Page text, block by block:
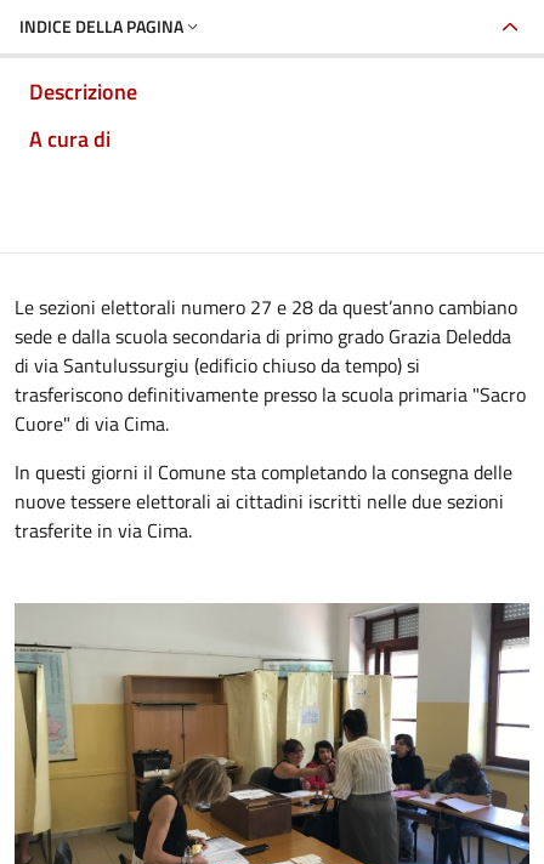
INDICE DELLA PAGINA
Descrizione
A cura di
Le sezioni elettorali numero 27 e 28 da quest’anno cambiano
sede e dalla scuola secondaria di primo grado Grazia Deledda
di via Santulussurgiu (edificio chiuso da tempo) si
trasferiscono definitivamente presso la scuola primaria "Sacro
Cuore" di via Cima.
In questi giorni il Comune sta completando la consegna delle
nuove tessere elettorali ai cittadini iscritti nelle due sezioni
trasferite in via Cima.